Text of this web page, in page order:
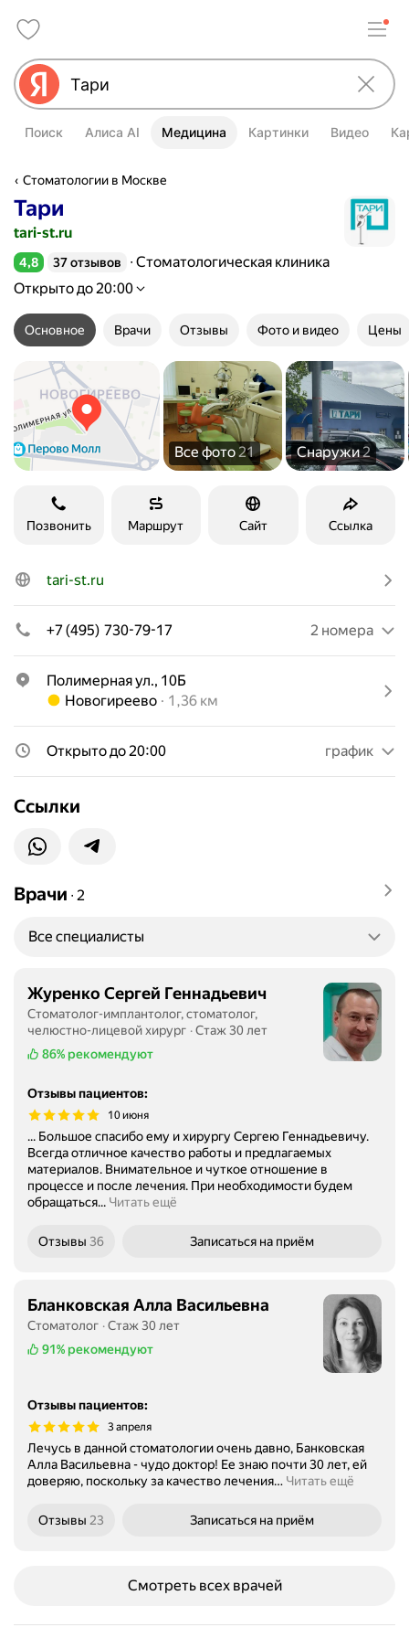
Поиск Алиса AI Медицина Картинки Видео
Стоматологии в Москве
Тари
tari-st.ru
Рейтинг 4,8 из 5
4,8 37 отзывов
Стоматологическая клиника
Открыто до 20:00
Основное Врачи Отзывы Фото и видео Цены
Все фото21 Снаружи2
Позвонить Маршрут Сайт Ссылка
tari-st.ru
+7 (495) 730-79-17 2 номера
Полимерная ул., 10Б
Метро Новогиреево Расстояние 1,36 км
Новогиреево 1,36 км
Открыто до 20:00 график
Ссылки
Врачи ∙ 2
Все специалисты
Журенко Сергей Геннадьевич
Стоматолог-имплантолог, стоматолог,
челюстно-лицевой хирург
Стаж 30 лет
86% рекомендуют
Отзывы пациентов:
10 июня
... Большое спасибо ему и хирургу Сергею Геннадьевичу.
Всегда отличное качество работы и предлагаемых
материалов. Внимательное и чуткое отношение в
процессе и после лечения. При необходимости будем
обращаться... Читать ещё
Отзывы 36 Записаться на приём
Бланковская Алла Ваcильевна
Стоматолог
Стаж 30 лет
91% рекомендуют
Отзывы пациентов:
3 апреля
Лечусь в данной стоматологии очень давно, Банковская
Алла Васильевна - чудо доктор! Ее знаю почти 30 лет, ей
доверяю, поскольку за качество лечения… Читать ещё
Отзывы 23 Записаться на приём
Смотреть всех врачей